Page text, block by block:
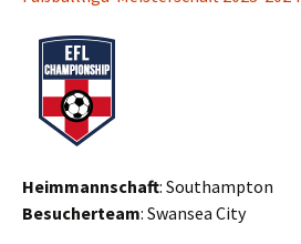
Heimmannschaft: Southampton
Besucherteam: Swansea City